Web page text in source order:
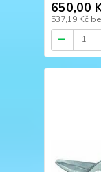
650,00
537,19 Kč